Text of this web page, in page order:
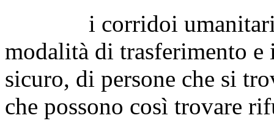
i corridoi umanitari
modalità di trasferimento e
sicuro, di persone che si
che possono così trovare